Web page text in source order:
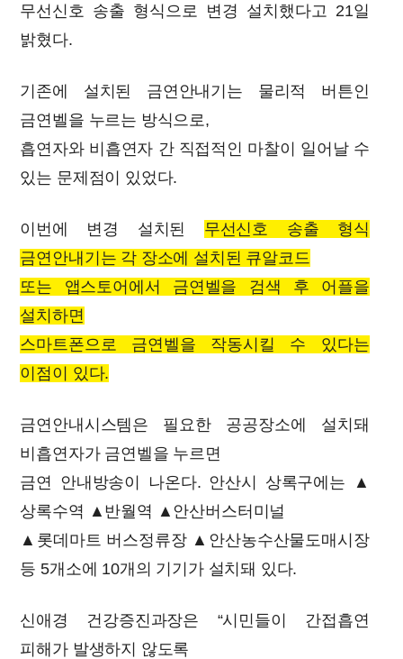
무선신호 송출 형식으로 변경 설치했다고 21일
밝혔다.
기존에 설치된 금연안내기는 물리적 버튼인
금연벨을 누르는 방식으로,
흡연자와 비흡연자 간 직접적인 마찰이 일어날 수
있는 문제점이 있었다.
이번에 변경 설치된 무선신호 송출 형식
금연안내기는 각 장소에 설치된 큐알코드
또는 앱스토어에서 금연벨을 검색 후 어플을
설치하면
스마트폰으로 금연벨을 작동시킬 수 있다는
이점이 있다.
금연안내시스템은 필요한 공공장소에 설치돼
비흡연자가 금연벨을 누르면
금연 안내방송이 나온다. 안산시 상록구에는 ▲
상록수역 ▲반월역 ▲안산버스터미널
▲롯데마트 버스정류장 ▲안산농수산물도매시장
등 5개소에 10개의 기기가 설치돼 있다.
신애경 건강증진과장은 “시민들이 간접흡연
피해가 발생하지 않도록